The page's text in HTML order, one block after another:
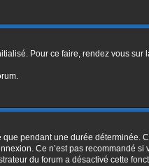
Pour ce faire, rendez vous
pendant une durée déterminée.
Ce n’est pas recommandé
du forum a désactivé cette